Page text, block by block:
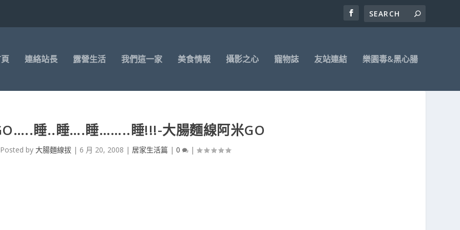
連絡站長 露營生活 我們這一家 美食情報 攝影之心 寵物誌 友站連結 樂園毒&黑心腸
睡..睡….睡……..睡!!!-大腸麵線阿米GO
Posted by 大腸麵線拔| 6 月 20, 2008 | 居家生活篇| 0 |